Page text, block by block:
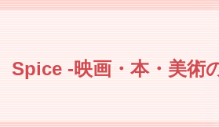
Spice -映画・本・美術